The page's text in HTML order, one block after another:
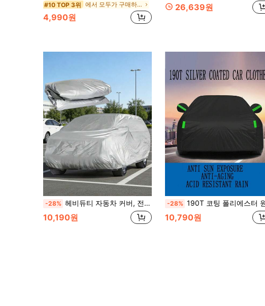
#10 TOP 3위 에서 모두가 구매하는 베스트셀러 신제품 그 이상을 뛰어넘는 제품들 먼지 커버
4,990원
26,639원
-28% 헤비듀티 자동차 커버, 전천후 보호, 방수, 방풍, 방설, 방진, 다층 두꺼운 면, 쉬운 설치, 모든 자동차 모델에 적합, 차고 보관 및 정리. SUV 자동차 커버, 방수 야외 자동차 커버, 전천후 자외선 차단, UV 보호, 방서리, 방설, 모든 계절에 적합, SUV 자동차, MPV 자동차, 세단 자동차에 적합, 야외 자동차 방설, 방수, UV 보호, 방진 - 프리미엄 풀 자동차 커버
10,190원
-28% 190T 코팅 폴리에스터 원단 전체 블랙 자동차 커버, 방수, 햇빛 차단, 반사 스트립 포함, 해변, 여름, 휴가, 여행 필수품, 외출 상의, 가정 용품, 어머니의 날 선물, 침실 장식, 정원, 주방 장식, 여름, 해변, 여행 필수품, 방 장식, 스퀴
10,790원